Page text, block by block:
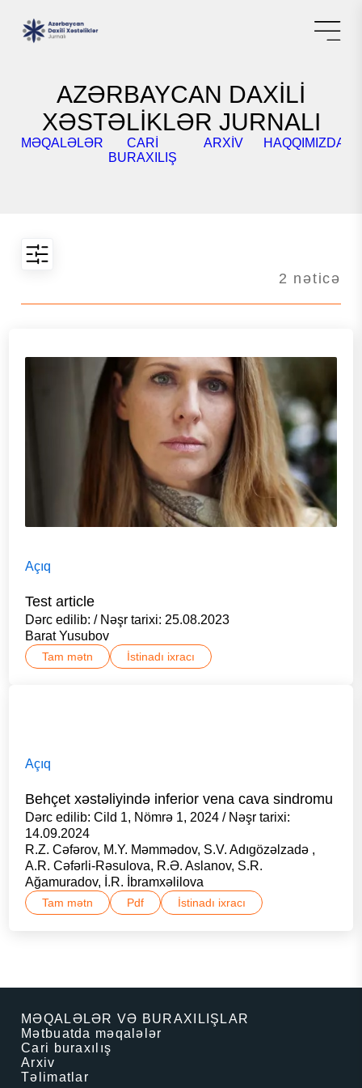
AZƏRBAYCAN DAXİLİ
XƏSTƏLİKLƏR JURNALI
MƏQALƏLƏR
CARI
BURAXILIŞ
ARXIV HAQQIMIZDA
2 nəticə
Açıq
Test article
Dərc edilib: / Nəşr tarixi: 25.08.2023
Barat Yusubov
Tam mətn İstinadı ixracı
Açıq
Behçet xəstəliyində inferior vena cava sindromu
Dərc edilib: Cild 1, Nömrə 1, 2024 / Nəşr tarixi:
14.09.2024
R.Z. Cəfərov, M.Y. Məmmədov, S.V. Adıgözəlzadə ,
A.R. Cəfərli-Rəsulova, R.Ə. Aslanov, S.R.
Ağamuradov, İ.R. İbramxəlilova
Tam mətn Pdf İstinadı ixracı
MƏQALƏLƏR VƏ BURAXILIŞLAR
Mətbuatda məqalələr
Cari buraxılış
Arxiv
Təlimatlar